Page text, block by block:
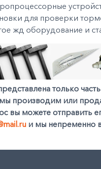
для проверки
жд оборудование и
только
производим или
вы можете отправить
и мы непременно